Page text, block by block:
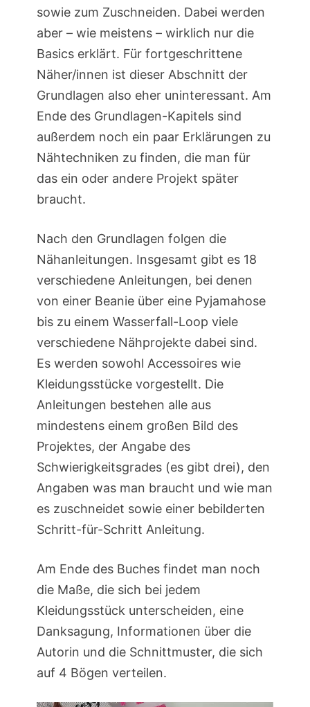
sowie zum Zuschneiden. Dabei werden
aber – wie meistens – wirklich nur die
Basics erklärt. Für fortgeschrittene
Näher/innen ist dieser Abschnitt der
Grundlagen also eher uninteressant. Am
Ende des Grundlagen-Kapitels sind
außerdem noch ein paar Erklärungen zu
Nähtechniken zu finden, die man für
das ein oder andere Projekt später
braucht.
Nach den Grundlagen folgen die
Nähanleitungen. Insgesamt gibt es 18
verschiedene Anleitungen, bei denen
von einer Beanie über eine Pyjamahose
bis zu einem Wasserfall-Loop viele
verschiedene Nähprojekte dabei sind.
Es werden sowohl Accessoires wie
Kleidungsstücke vorgestellt. Die
Anleitungen bestehen alle aus
mindestens einem großen Bild des
Projektes, der Angabe des
Schwierigkeitsgrades (es gibt drei), den
Angaben was man braucht und wie man
es zuschneidet sowie einer bebilderten
Schritt-für-Schritt Anleitung.
Am Ende des Buches findet man noch
die Maße, die sich bei jedem
Kleidungsstück unterscheiden, eine
Danksagung, Informationen über die
Autorin und die Schnittmuster, die sich
auf 4 Bögen verteilen.